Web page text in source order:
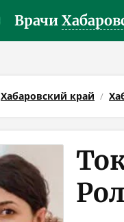
Врачи
Хабаровский край